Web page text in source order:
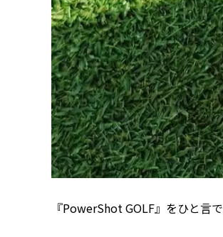
『PowerShot GOLF』をひと言